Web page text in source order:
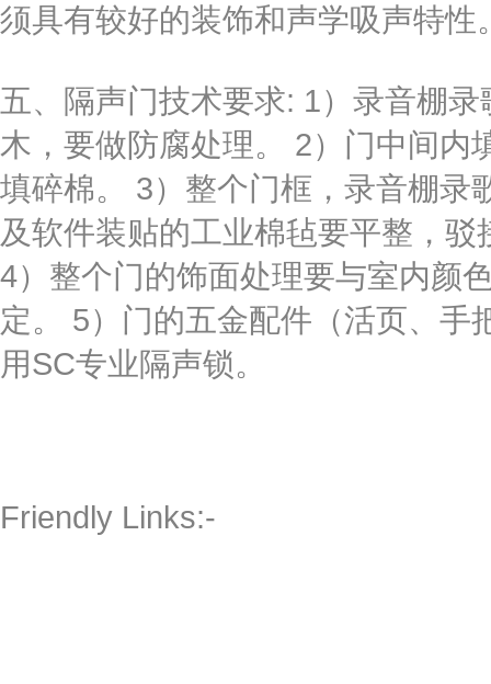
须具有较好的装饰和声学吸声特性
五、隔声门技术要求: 1）录音棚
木，要做防腐处理。 2）门中间内
填碎棉。 3）整个门框，录音棚录
及软件装贴的工业棉毡要平整，
4）整个门的饰面处理要与室内颜
定。 5）门的五金配件（活页、手
用SC专业隔声锁。
Friendly Links:-